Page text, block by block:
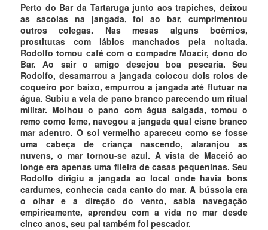
Perto do Bar da Tartaruga junto aos trapiches, deixou
as sacolas na jangada, foi ao bar, cumprimentou
outros colegas. Nas mesas alguns boêmios,
prostitutas com lábios manchados pela noitada.
Rodolfo tomou café com o compadre Moacir, dono do
Bar. Ao sair o amigo desejou boa pescaria. Seu
Rodolfo, desamarrou a jangada colocou dois rolos de
coqueiro por baixo, empurrou a jangada até flutuar na
água. Subiu a vela de pano branco parecendo um ritual
militar. Molhou o pano com água salgada, tomou o
remo como leme, navegou a jangada qual cisne branco
mar adentro. O sol vermelho apareceu como se fosse
uma cabeça de criança nascendo, alaranjou as
nuvens, o mar tornou-se azul. A vista de Maceió ao
longe era apenas uma fileira de casas pequeninas. Seu
Rodolfo dirigiu a jangada ao local onde havia bons
cardumes, conhecia cada canto do mar. A bússola era
o olhar e a direção do vento, sabia navegação
empiricamente, aprendeu com a vida no mar desde
cinco anos, seu pai também foi pescador.